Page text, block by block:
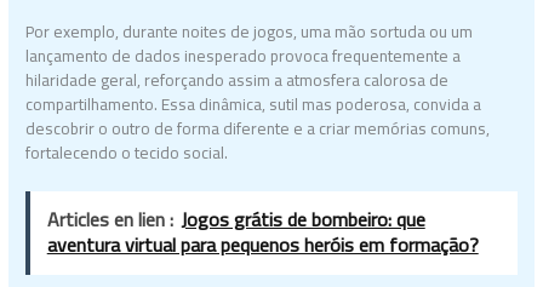
Por exemplo, durante noites de jogos, uma mão sortuda ou um
lançamento de dados inesperado provoca frequentemente a
hilaridade geral, reforçando assim a atmosfera calorosa de
compartilhamento. Essa dinâmica, sutil mas poderosa, convida a
descobrir o outro de forma diferente e a criar memórias comuns,
fortalecendo o tecido social.
Articles en lien : Jogos grátis de bombeiro: que
aventura virtual para pequenos heróis em formação?